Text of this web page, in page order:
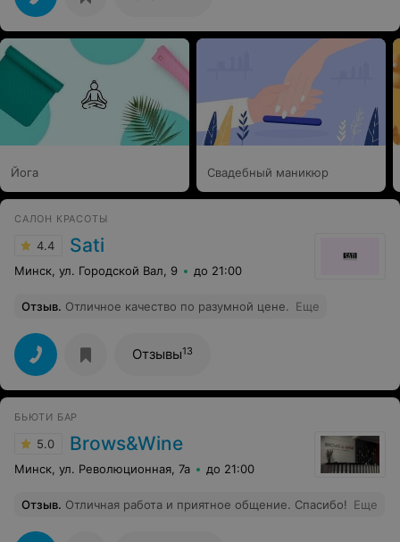
золотые ручки, за прекрасное настроение и душевный
комфорт. Катенька, Вы лучший парикмахер в мире.
Спасибо!!! Обожаю Вас
Йога Свадебный маникюр
САЛОН КРАСОТЫ
4.4 Sati
Минск, ул. Городской Вал, 9 до 21:00
Отзыв. Отличное качество по разумной цене. Еще
Отзывы13
БЬЮТИ БАР
5.0 Brows&Wine
Минск, ул. Революционная, 7а до 21:00
Отзыв. Отличная работа и приятное общение. Спасибо! Еще